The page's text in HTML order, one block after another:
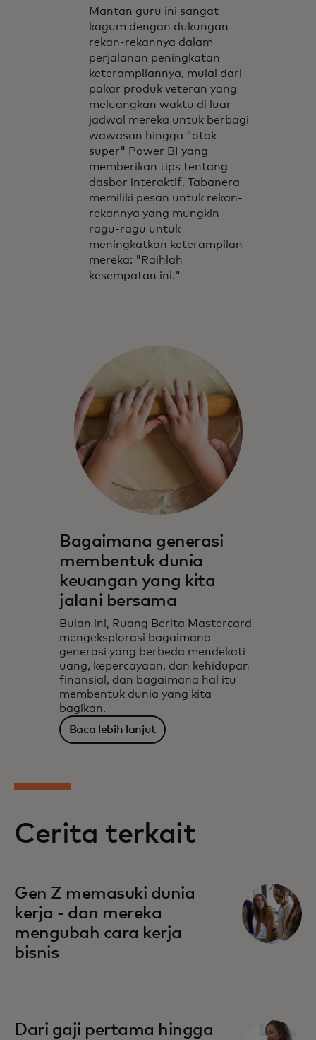
Mantan guru ini sangat
kagum dengan dukungan
rekan-rekannya dalam
perjalanan peningkatan
keterampilannya, mulai dari
pakar produk veteran yang
meluangkan waktu di luar
jadwal mereka untuk berbagi
wawasan hingga "otak
super" Power BI yang
memberikan tips tentang
dasbor interaktif. Tabanera
memiliki pesan untuk rekan-
rekannya yang mungkin
ragu-ragu untuk
meningkatkan keterampilan
mereka: "Raihlah
kesempatan ini."
Bagaimana generasi
membentuk dunia
keuangan yang kita
jalani bersama
Bulan ini, Ruang Berita Mastercard
mengeksplorasi bagaimana
generasi yang berbeda mendekati
uang, kepercayaan, dan kehidupan
finansial, dan bagaimana hal itu
membentuk dunia yang kita
bagikan.
Baca lebih lanjut
Cerita terkait
Gen Z memasuki dunia
kerja - dan mereka
mengubah cara kerja
bisnis
Dari gaji pertama hingga